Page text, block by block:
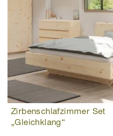
Zirbenschlafzimmer Set
„Gleichklang“